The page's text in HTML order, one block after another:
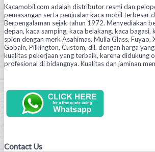
Kacamobil.com adalah distributor resmi dan
pemasangan serta penjualan kaca mobil terbesar
Berpengalaman sejak tahun 1972. Menyediakan
depan, kaca samping, kaca belakang, kaca bagasi,
spion dengan merk Asahimas, Mulia Glass, Fuyao,
Gobain, Pilkington, Custom, dll. dengan harga
kualitas pekerjaan yang terbaik, karena didukung
profesional di bidangnya. Kualitas dan jaminan
Contact Us